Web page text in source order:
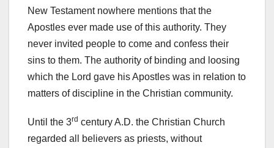
New Testament nowhere mentions that the
Apostles ever made use of this authority. They
never invited people to come and confess their
sins to them. The authority of binding and loosing
which the Lord gave his Apostles was in relation to
matters of discipline in the Christian community.
Until the 3rd century A.D. the Christian Church
regarded all believers as priests, without